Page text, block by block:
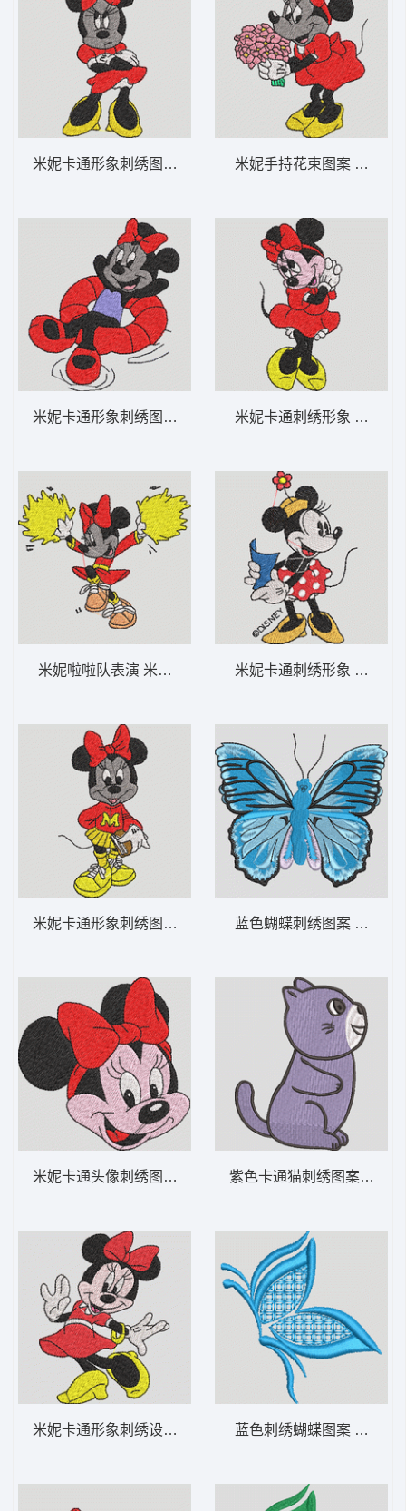
米妮卡通形象刺绣图案 米妮 19-DST格式
米妮卡通形象刺绣图案 米妮 18-DST格式
米妮啦啦队表演 米妮 17-DST格式
米妮卡通形象刺绣图案 米妮 16-DST格式
米妮卡通头像刺绣图案 米妮 15-DST格式
米妮卡通形象刺绣设计 米妮 14-DST格式
米妮手持花束图案 米妮 4-
米妮卡通刺绣形象 米妮 2-
蓝色蝴蝶刺绣图案 蓝色蝴
紫色卡通猫刺绣图案 可爱
蓝色刺绣蝴蝶图案 优雅的